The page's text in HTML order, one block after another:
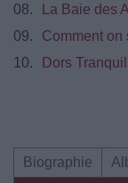
08.
La Baie des
09.
Comment on
10.
Dors
Biographie